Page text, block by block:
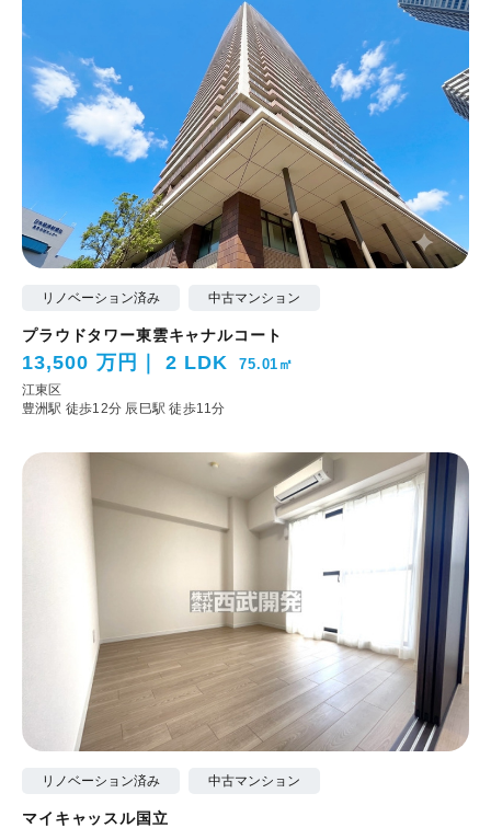
リノベーション済み 中古マンション
プラウドタワー東雲キャナルコート
13,500 万円 2 LDK 75.01㎡
江東区
豊洲駅 徒歩12分 辰巳駅 徒歩11分
リノベーション済み 中古マンション
マイキャッスル国立